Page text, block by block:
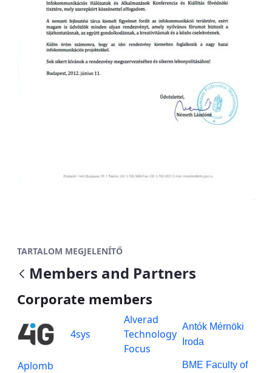
TARTALOM MEGJELENÍTŐ
Members and Partners
Corporate members
4sys
Alverad
Technology
Focus
Antók Mérnöki
Iroda
Aplomb
BME Faculty of